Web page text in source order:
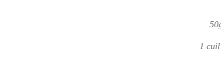
1 cuil